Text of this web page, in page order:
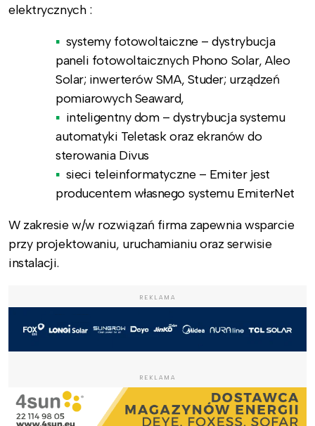
elektrycznych :
systemy fotowoltaiczne – dystrybucja
paneli fotowoltaicznych Phono Solar, Aleo
Solar; inwerterów SMA, Studer; urządzeń
pomiarowych Seaward,
inteligentny dom – dystrybucja systemu
automatyki Teletask oraz ekranów do
sterowania Divus
sieci teleinformatyczne – Emiter jest
producentem własnego systemu EmiterNet
W zakresie w/w rozwiązań firma zapewnia wsparcie
przy projektowaniu, uruchamianiu oraz serwisie
instalacji.
REKLAMA
REKLAMA